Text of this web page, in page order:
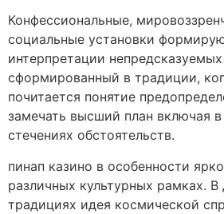
Конфессиональные,
социальные установки
интерпретации
сформированный в традиции,
почитается понятие
замечать высший план включая
стечениях обстоятельств.
пинап казино в особенности
различных культурных рамках. В
традициях идея космической